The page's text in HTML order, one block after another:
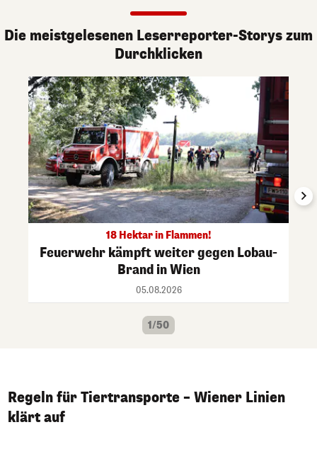
Die meistgelesenen Leserreporter-Storys zum
Durchklicken
18 Hektar in Flammen!
Feuerwehr kämpft weiter gegen Lobau-
Brand in Wien
05.08.2026
1/50
Regeln für Tiertransporte – Wiener Linien
klärt auf